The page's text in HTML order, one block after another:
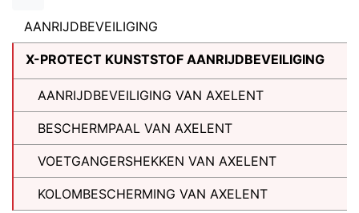
AANRIJDBEVEILIGING
X-PROTECT KUNSTSTOF AANRIJDBEVEILIGING
AANRIJDBEVEILIGING VAN AXELENT
BESCHERMPAAL VAN AXELENT
VOETGANGERSHEKKEN VAN AXELENT
KOLOMBESCHERMING VAN AXELENT